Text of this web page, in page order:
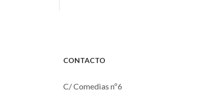
CONTACTO
C/ Comedias nº6